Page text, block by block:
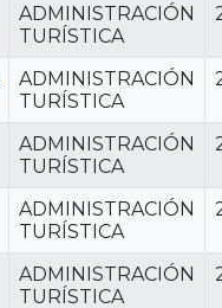
ADMINISTRACIÓN
TURÍSTICA
ADMINISTRACIÓN
TURÍSTICA
ADMINISTRACIÓN
TURÍSTICA
ADMINISTRACIÓN
TURÍSTICA
ADMINISTRACIÓN
TURÍSTICA